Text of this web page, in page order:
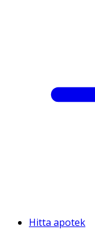
Hitta apotek